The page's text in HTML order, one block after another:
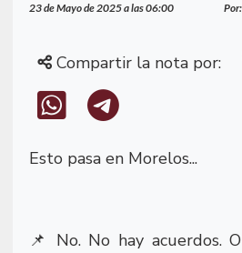
23 de Mayo de 2025 a las 06:00
Compartir la nota por:
Esto pasa en Morelos...
📌
No. No hay acuerdos.